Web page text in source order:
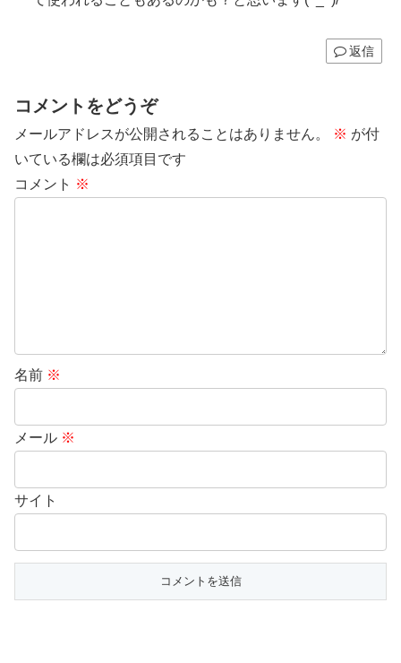
返信
コメントをどうぞ
メールアドレスが公開されることはありません。 ※ が付
いている欄は必須項目です
コメント ※
名前 ※
メール ※
サイト